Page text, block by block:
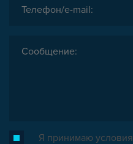
Я принимаю условия